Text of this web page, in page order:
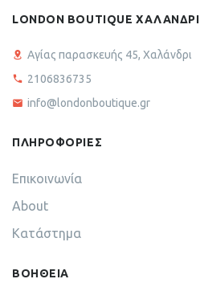
LONDON BOUTIQUE ΧΑΛΑΝΔΡΙ
Αγίας παρασκευής 45, Χαλάνδρι
2106836735
info@londonboutique.gr
ΠΛΗΡΟΦΟΡΙΕΣ
Επικοινωνία
About
Κατάστημα
ΒΟΗΘΕΙΑ